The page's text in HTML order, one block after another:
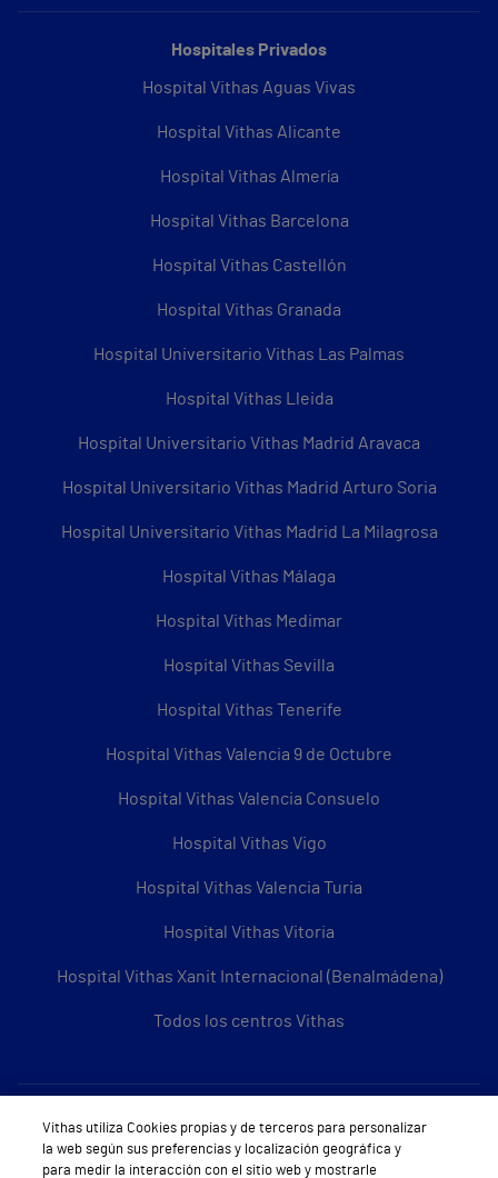
Hospitales Privados
Hospital Vithas Aguas Vivas
Hospital Vithas Alicante
Hospital Vithas Almería
Hospital Vithas Barcelona
Hospital Vithas Castellón
Hospital Vithas Granada
Hospital Universitario Vithas Las Palmas
Hospital Vithas Lleida
Hospital Universitario Vithas Madrid Aravaca
Hospital Universitario Vithas Madrid Arturo Soria
Hospital Universitario Vithas Madrid La Milagrosa
Hospital Vithas Málaga
Hospital Vithas Medimar
Hospital Vithas Sevilla
Hospital Vithas Tenerife
Hospital Vithas Valencia 9 de Octubre
Hospital Vithas Valencia Consuelo
Hospital Vithas Vigo
Hospital Vithas Valencia Turia
Hospital Vithas Vitoria
Hospital Vithas Xanit Internacional (Benalmádena)
Todos los centros Vithas
Sobre Vithas
Quiénes somos
Vithas utiliza Cookies propias y de terceros para personalizar
la web según sus preferencias y localización geográfica y
para medir la interacción con el sitio web y mostrarle